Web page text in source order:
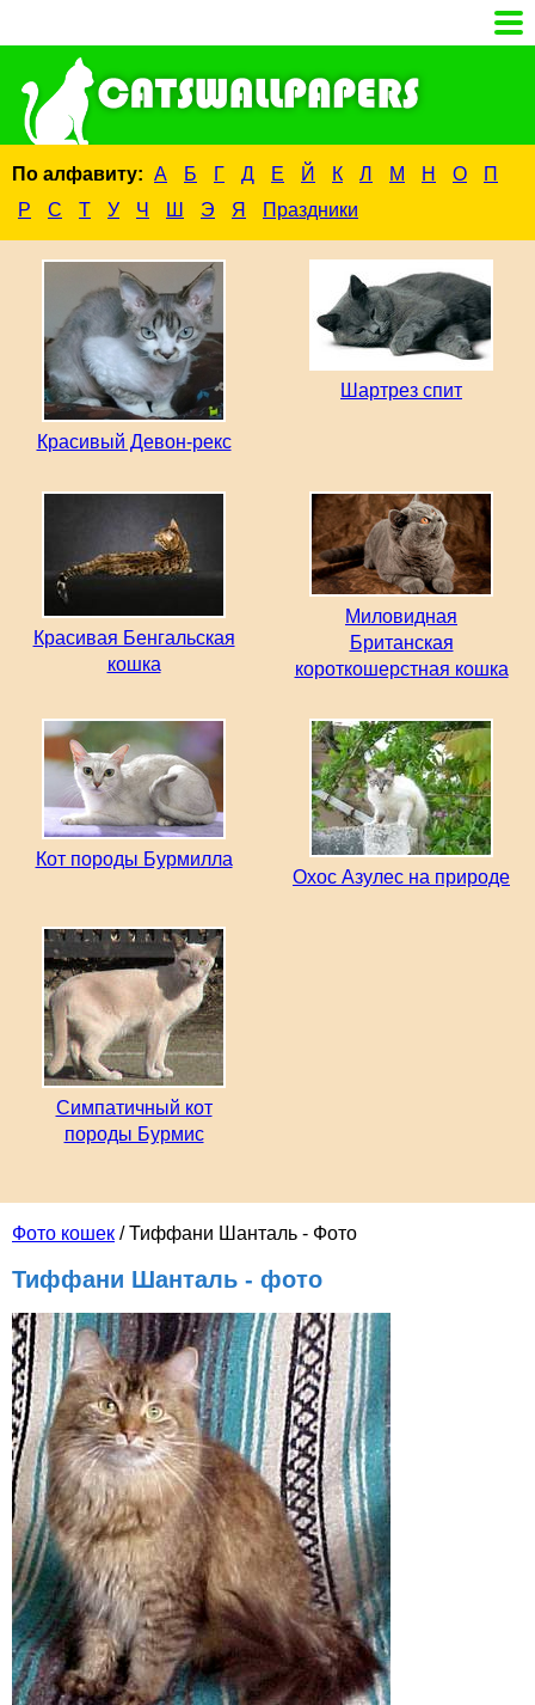
По алфавиту: А Б Г Д Е Й К Л М Н О
П
Р
С Т У Ч Ш Э Я Праздники
Фото кошек / Тиффани Шанталь - Фото
Тиффани Шанталь - фото
Красивый Девон-рекс
Шартрез спит
Красивая Бенгальская
кошка
Миловидная
Британская
короткошерстная кошка
Кот породы Бурмилла
Охос Азулес на природе
Симпатичный кот
породы Бурмис